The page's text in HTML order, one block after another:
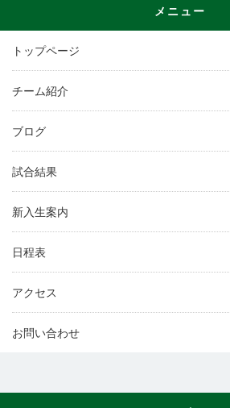
メニュー
トップページ
チーム紹介
ブログ
試合結果
新入生案内
日程表
アクセス
お問い合わせ